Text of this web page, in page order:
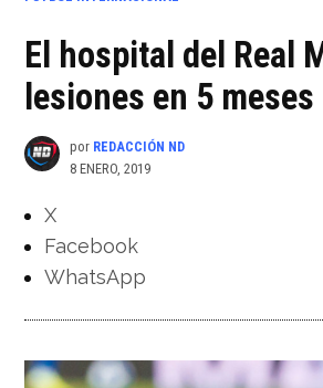
El hospital del Real
lesiones en 5 meses
por REDACCIÓN ND
8 ENERO, 2019
X
Facebook
WhatsApp